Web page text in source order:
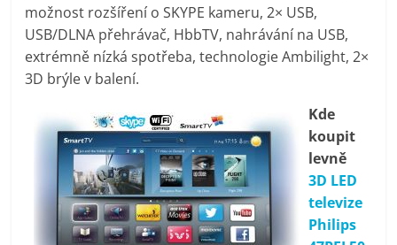
televize,
notebooky,
mobilní
telefony,
kávovary,
možnost rozšíření o SKYPE kameru, 2× USB,
USB/DLNA přehrávač, HbbTV, nahrávání na USB,
extrémně nízká spotřeba, technologie Ambilight, 2×
3D brýle v balení.
Kde
koupit
levně
3D LED
televize
Philips